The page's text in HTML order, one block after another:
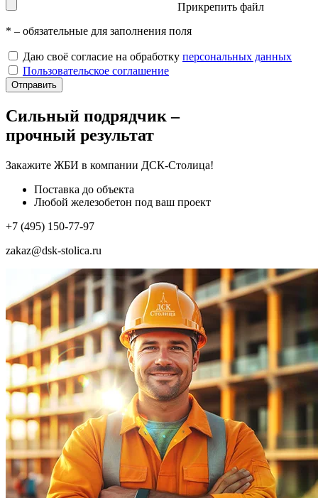
Прикрепить файл
* – обязательные для заполнения поля
Даю своё согласие на обработку персональных данных
Пользовательское соглашение
Отправить
Сильный подрядчик –
прочный результат
Закажите ЖБИ в компании ДСК-Столица!
Поставка до объекта
Любой железобетон под ваш проект
+7 (495) 150-77-97
zakaz@dsk-stolica.ru